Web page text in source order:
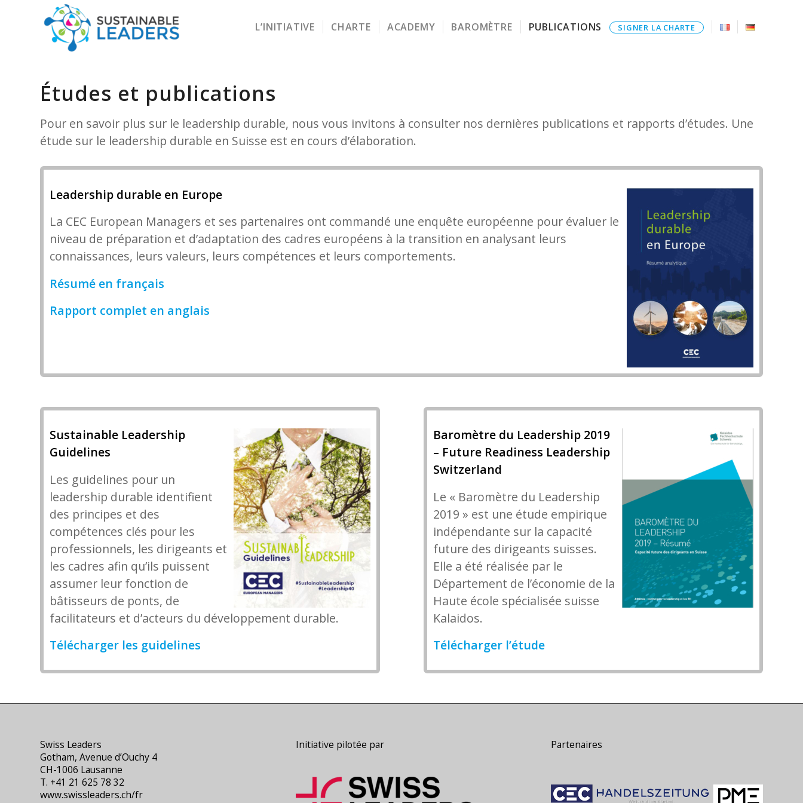
L’INITIATIVE CHARTE ACADEMY BAROMÈTRE PUBLICATIONS SIGNER LA CHARTE
Études et publications
Pour en savoir plus sur le leadership durable, nous vous invitons à consulter nos dernières publications et rapports d’études. Une
étude sur le leadership durable en Suisse est en cours d’élaboration.
Leadership durable en Europe
La CEC European Managers et ses partenaires ont commandé une enquête européenne pour évaluer le
niveau de préparation et d’adaptation des cadres européens à la transition en analysant leurs
connaissances, leurs valeurs, leurs compétences et leurs comportements.
Résumé en français
Rapport complet en anglais
Sustainable Leadership
Guidelines
Les guidelines pour un
leadership durable identifient
des principes et des
compétences clés pour les
professionnels, les dirigeants et
les cadres afin qu’ils puissent
assumer leur fonction de
bâtisseurs de ponts, de
facilitateurs et d’acteurs du développement durable.
Télécharger les guidelines
Baromètre du Leadership 2019
– Future Readiness Leadership
Switzerland
Le « Baromètre du Leadership
2019 » est une étude empirique
indépendante sur la capacité
future des dirigeants suisses.
Elle a été réalisée par le
Département de l’économie de la
Haute école spécialisée suisse
Kalaidos.
Télécharger l’étude
Swiss Leaders
Gotham, Avenue d’Ouchy 4
CH-1006 Lausanne
T. +41 21 625 78 32
www.swissleaders.ch/fr
Initiative pilotée par Partenaires